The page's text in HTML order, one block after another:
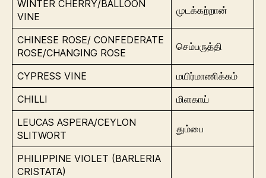
WINTER CHERRY/BALLOON
VINE
முடக்கற்றான்
CHINESE ROSE/ CONFEDERATE
ROSE/CHANGING ROSE
செம்பருத்தி
CYPRESS VINE
மயிர்மாணிக்கம்
CHILLI
மிளகாய்
LEUCAS ASPERA/CEYLON
SLITWORT
தும்பை
PHILIPPINE VIOLET (BARLERIA
CRISTATA)